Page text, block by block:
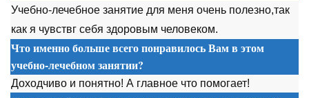
Учебно-лечебное занятие для меня очень полезно,так
как я чувствг себя здоровым человеком.
Что именно больше всего понравилось Вам в этом
учебно-лечебном занятии?
Доходчиво и понятно! А главное что помогает!